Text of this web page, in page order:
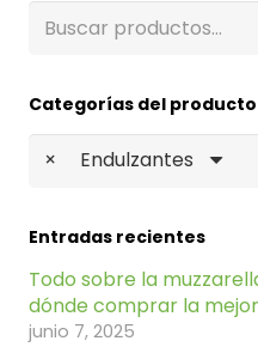
Buscar
Categorías del producto
× Endulzantes
Entradas recientes
Todo sobre la
dónde comprar la
junio 7, 2025